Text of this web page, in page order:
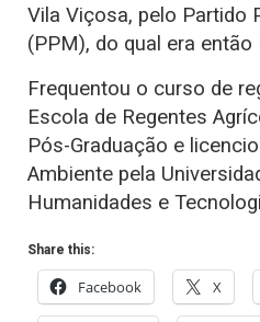
Vila Viçosa, pelo Partido
(PPM), do qual era então
Frequentou o curso de
Escola de Regentes
Pós-Graduação e
Ambiente pela
Humanidades e
Share this:
Facebook X